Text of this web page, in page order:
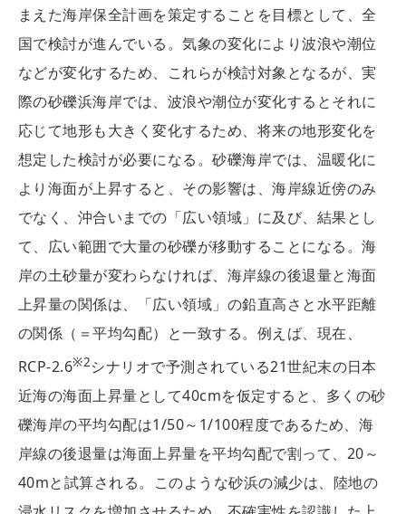
まえた海岸保全計画を策定することを目標として、全
国で検討が進んでいる。気象の変化により波浪や潮位
などが変化するため、これらが検討対象となるが、実
際の砂礫浜海岸では、波浪や潮位が変化するとそれに
応じて地形も大きく変化するため、将来の地形変化を
想定した検討が必要になる。砂礫海岸では、温暖化に
より海面が上昇すると、その影響は、海岸線近傍のみ
でなく、沖合いまでの「広い領域」に及び、結果とし
て、広い範囲で大量の砂礫が移動することになる。海
岸の土砂量が変わらなければ、海岸線の後退量と海面
上昇量の関係は、「広い領域」の鉛直高さと水平距離
の関係（＝平均勾配）と一致する。例えば、現在、
RCP-2.6※2シナリオで予測されている21世紀末の日本
近海の海面上昇量として40cmを仮定すると、多くの砂
礫海岸の平均勾配は1/50～1/100程度であるため、海
岸線の後退量は海面上昇量を平均勾配で割って、20～
40mと試算される。このような砂浜の減少は、陸地の